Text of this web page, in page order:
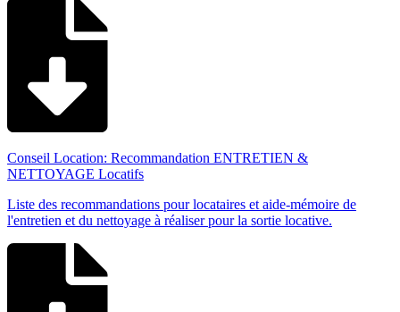
Conseil Location: Recommandation ENTRETIEN &
NETTOYAGE Locatifs
Liste des recommandations pour locataires et aide-mémoire de
l'entretien et du nettoyage à réaliser pour la sortie locative.